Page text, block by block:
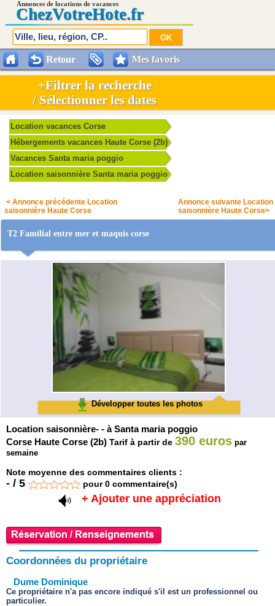
Location vacances Corse
Hébergements vacances Haute Corse (2b)
Vacances Santa maria poggio
Location saisonnière Santa maria poggio
< Annonce précédente Location
saisonnière Haute Corse
Annonce suivante Location
saisonnière Haute Corse>
T2 Familial entre mer et maquis corse
Développer toutes les photos
Location saisonnière- - à Santa maria poggio
Corse Haute Corse (2b) Tarif à partir de 390 euros par
semaine
Note moyenne des commentaires clients :
- / 5 pour0 commentaire(s)
+ Ajouter une appréciation
Coordonnées du propriétaire
Dume Dominique
Ce propriétaire n'a pas encore indiqué s'il est un professionnel ou
particulier.
Retour Mes favoris
Annonces de locations de vacances
ChezVotreHote.fr
+Filtrer la recherche
/ Sélectionner les dates